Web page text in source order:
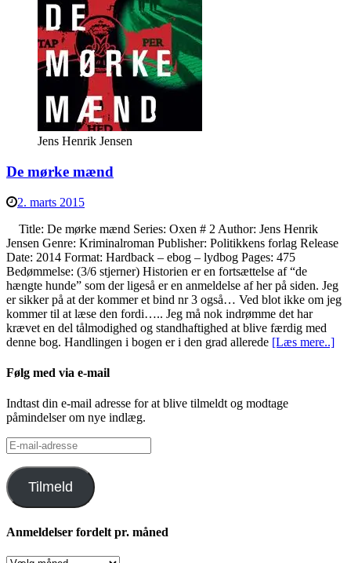
Jens Henrik Jensen
De mørke mænd
2. marts 2015
Title: De mørke mænd Series: Oxen # 2 Author: Jens Henrik
Jensen Genre: Kriminalroman Publisher: Politikkens forlag Release
Date: 2014 Format: Hardback – ebog – lydbog Pages: 475
Bedømmelse: (3/6 stjerner) Historien er en fortsættelse af “de
hængte hunde” som der ligeså er en anmeldelse af her på siden. Jeg
er sikker på at der kommer et bind nr 3 også… Ved blot ikke om jeg
kommer til at læse den fordi….. Jeg må nok indrømme det har
krævet en del tålmodighed og standhaftighed at blive færdig med
denne bog. Handlingen i bogen er i den grad allerede [Læs mere..]
Følg med via e-mail
Indtast din e-mail adresse for at blive tilmeldt og modtage
påmindelser om nye indlæg.
E-
mail-
adresse
Tilmeld
Anmeldelser fordelt pr. måned